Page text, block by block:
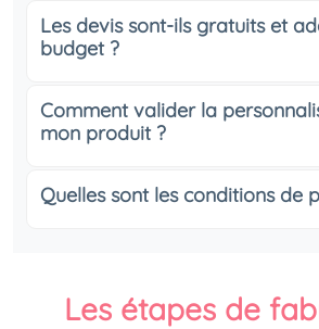
Les devis sont-ils gratuits et
budget ?
Comment valider la
mon produit ?
Quelles sont les conditions de
Les étapes de